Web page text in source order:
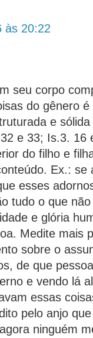
às 20:22
seu corpo
do gênero
e
e 33; Is.3. 16
do filho e
Ex.: se
esses
tudo o que
e glória
Medite mais
sobre o
de que
e vendo lá
essas
pelo anjo
ninguém